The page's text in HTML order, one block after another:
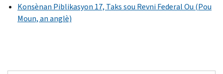
Konsènan Piblikasyon 17, Taks sou Revni Federal Ou (Pou
Moun, an anglè)